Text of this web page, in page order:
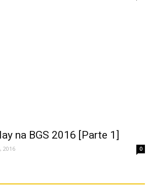
na BGS 2016 [Parte 1]
2016 0